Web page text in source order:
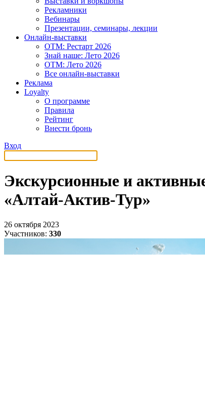
Рекламники
Вебинары
Презентации, семинары, лекции
Онлайн-выставки
OTM: Рестарт 2026
Знай наше: Лето 2026
OTM: Лето 2026
Все онлайн-выставки
Реклама
Loyalty
О программе
Правила
Рейтинг
Внести бронь
Вход
Экскурсионные и
«Алтай-Актив-Тур»
26 октября 2023
Участников: 330